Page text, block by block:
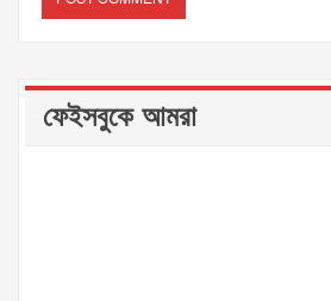
ফেইসবুকে আমরা